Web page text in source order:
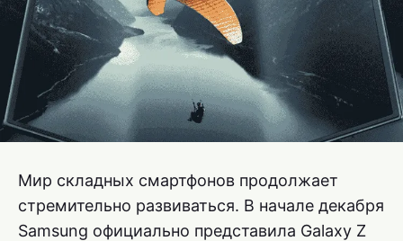
Мир складных смартфонов продолжает
стремительно развиваться. В начале декабря
Samsung официально представила Galaxy Z